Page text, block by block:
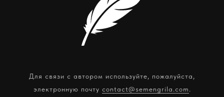
Для связи с автором используйте, пожалуйста,
электронную почту contact@semengrila.com.